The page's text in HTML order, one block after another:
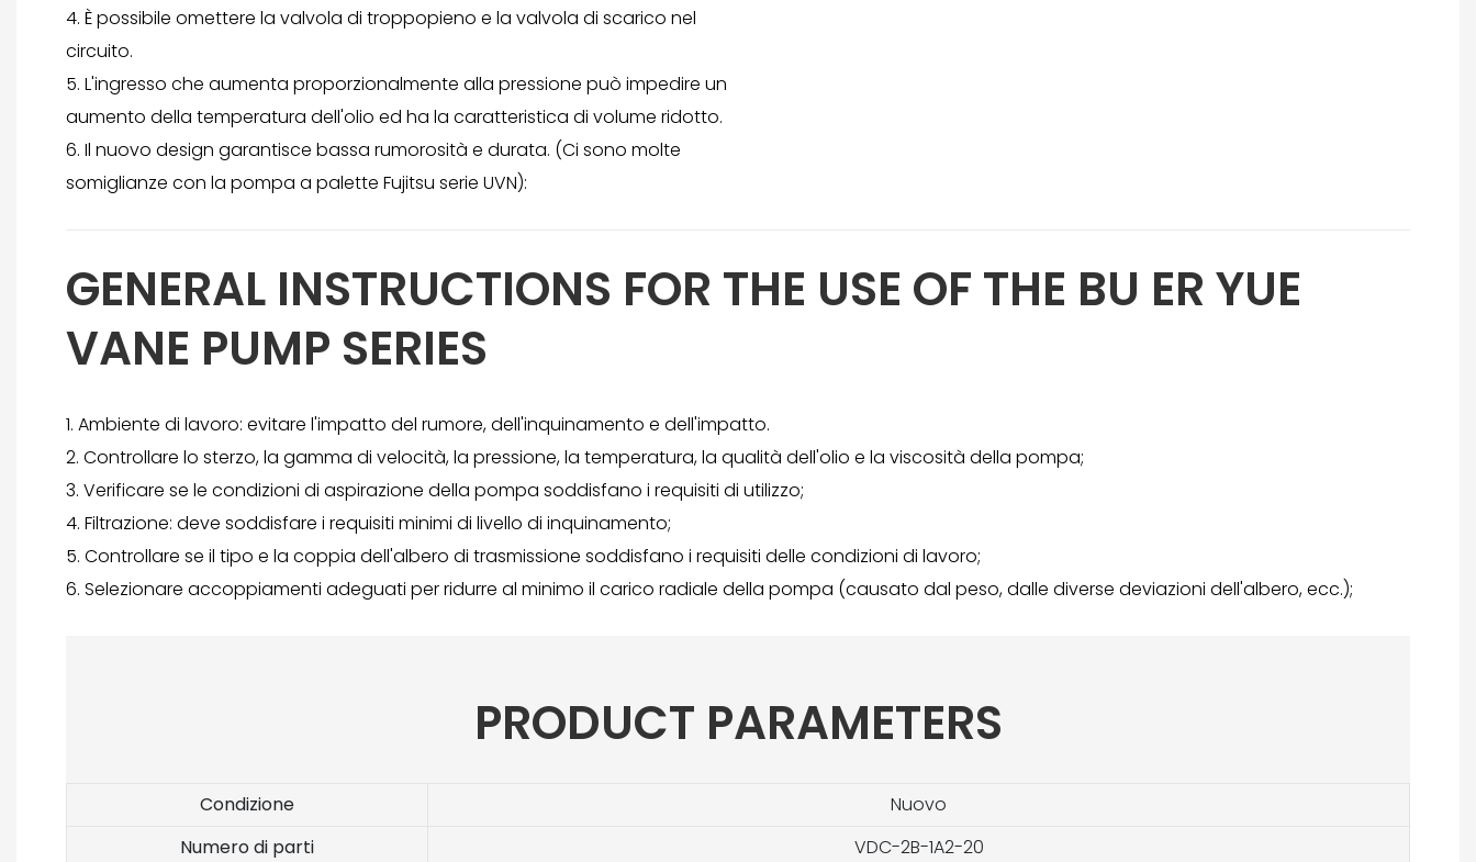
4. È possibile omettere la valvola di troppopieno e la valvola di scarico nel
circuito.
5. L'ingresso che aumenta proporzionalmente alla pressione può impedire un
aumento della temperatura dell'olio ed ha la caratteristica di volume ridotto.
6. Il nuovo design garantisce bassa rumorosità e durata. (Ci sono molte
somiglianze con la pompa a palette Fujitsu serie UVN):
GENERAL INSTRUCTIONS FOR THE USE OF THE BU ER YUE
VANE PUMP SERIES
1. Ambiente di lavoro: evitare l'impatto del rumore, dell'inquinamento e dell'impatto.
2. Controllare lo sterzo, la gamma di velocità, la pressione, la temperatura, la qualità dell'olio e la viscosità della pompa;
3. Verificare se le condizioni di aspirazione della pompa soddisfano i requisiti di utilizzo;
4. Filtrazione: deve soddisfare i requisiti minimi di livello di inquinamento;
5. Controllare se il tipo e la coppia dell'albero di trasmissione soddisfano i requisiti delle condizioni di lavoro;
6. Selezionare accoppiamenti adeguati per ridurre al minimo il carico radiale della pompa (causato dal peso, dalle diverse deviazioni dell'albero, ecc.);
PRODUCT PARAMETERS
Condizione
Nuovo
Numero di parti
VDC-2B-1A2-20